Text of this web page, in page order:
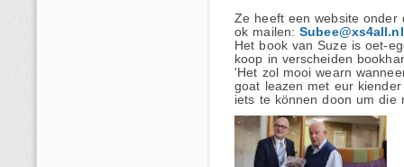
Ze heeft een website
ok mailen:Subee@xs4all.nl
Het book van Suze is oet-
koop in verscheiden
'Het zol mooi wearn
goat leazen met eur
iets te können doon um die